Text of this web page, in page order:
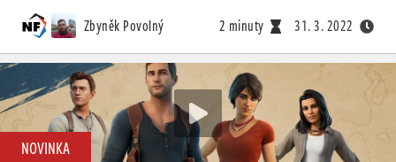
Zbyněk Povolný 2 minuty 31. 3. 2022
NOVINKA